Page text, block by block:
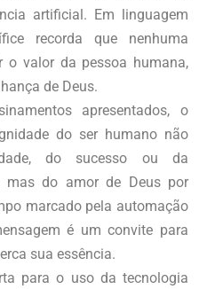
artificial. Em linguagem
recorda que nenhuma
o valor da pessoa humana,
de Deus.
apresentados, o
do ser humano não
do sucesso ou da
mas do amor de Deus por
marcado pela automação
é um convite para
sua essência.
para o uso da tecnologia